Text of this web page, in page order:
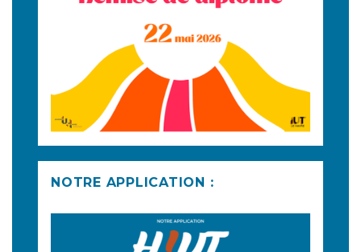
NOTRE APPLICATION :